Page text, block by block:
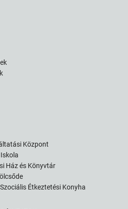
Központ
Ház és Könyvtár
Étkeztetési Konyha